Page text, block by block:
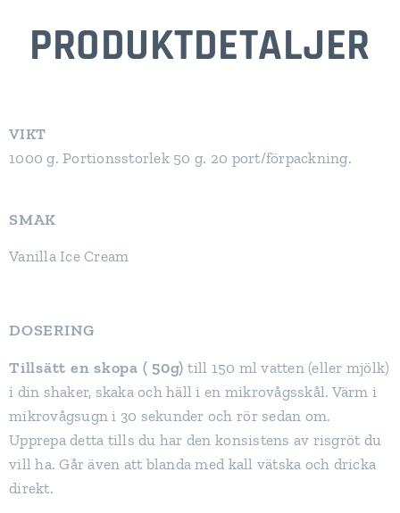
PRODUKTDETALJER
VIKT
1000 g. Portionsstorlek 50 g. 20 port/förpackning.
SMAK
Vanilla Ice Cream
DOSERING
Tillsätt en skopa ( 50g) till 150 ml vatten (eller mjölk)
i din shaker, skaka och häll i en mikrovågsskål. Värm i
mikrovågsugn i 30 sekunder och rör sedan om.
Upprepa detta tills du har den konsistens av risgröt du
vill ha. Går även att blanda med kall vätska och dricka
direkt.